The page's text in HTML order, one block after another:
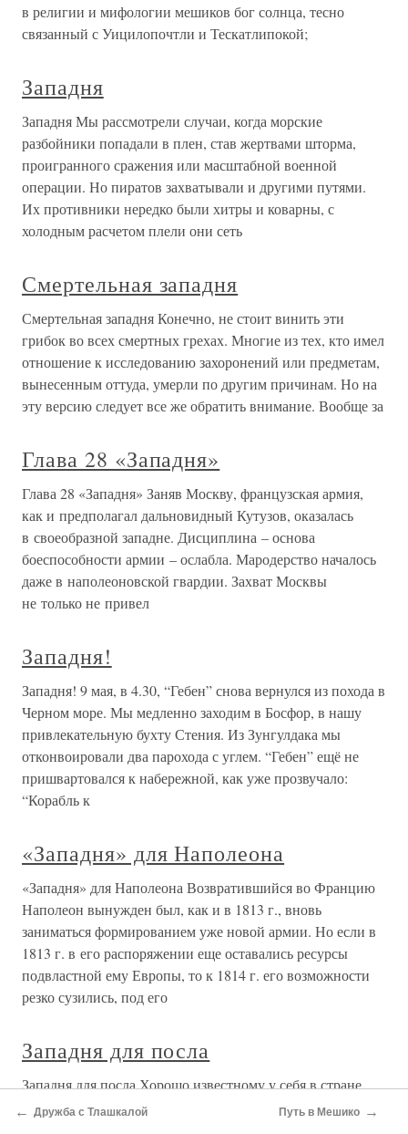
в религии и мифологии мешиков бог солнца, тесно
связанный с Уицилопочтли и Тескатлипокой;
Западня
Западня Мы рассмотрели случаи, когда морские
разбойники попадали в плен, став жертвами шторма,
проигранного сражения или масштабной военной
операции. Но пиратов захватывали и другими путями.
Их противники нередко были хитры и коварны, с
холодным расчетом плели они сеть
Смертельная западня
Смертельная западня Конечно, не стоит винить эти
грибок во всех смертных грехах. Многие из тех, кто имел
отношение к исследованию захоронений или предметам,
вынесенным оттуда, умерли по другим причинам. Но на
эту версию следует все же обратить внимание. Вообще за
Глава 28 «Западня»
Глава 28 «Западня» Заняв Москву, французская армия,
как и предполагал дальновидный Кутузов, оказалась
в своеобразной западне. Дисциплина – основа
боеспособности армии – ослабла. Мародерство началось
даже в наполеоновской гвардии. Захват Москвы
не только не привел
Западня!
Западня! 9 мая, в 4.30, “Гебен” снова вернулся из похода в
Черном море. Мы медленно заходим в Босфор, в нашу
привлекательную бухту Стения. Из Зунгулдака мы
отконвоировали два парохода с углем. “Гебен” ещё не
пришвартовался к набережной, как уже прозвучало:
“Корабль к
«Западня» для Наполеона
«Западня» для Наполеона Возвратившийся во Францию
Наполеон вынужден был, как и в 1813 г., вновь
заниматься формированием уже новой армии. Но если в
1813 г. в его распоряжении еще оставались ресурсы
подвластной ему Европы, то к 1814 г. его возможности
резко сузились, под его
Западня для посла
Западня для посла Хорошо известному у себя в стране
французскому преподавателю, очевидно, на всю жизнь
← Дружба с Тлашкалой Путь в Мешико →